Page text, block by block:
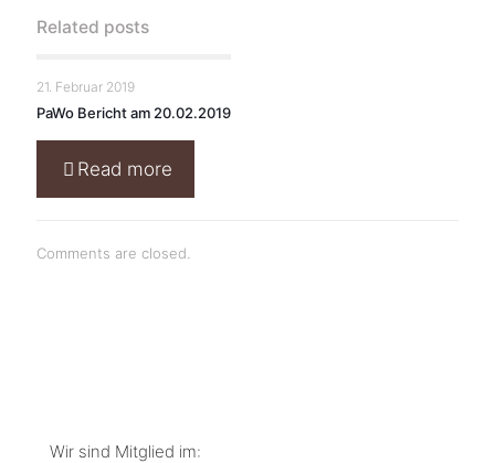
Related posts
21. Februar 2019
PaWo Bericht am 20.02.2019
Read more
Comments are closed.
Wir sind Mitglied im: